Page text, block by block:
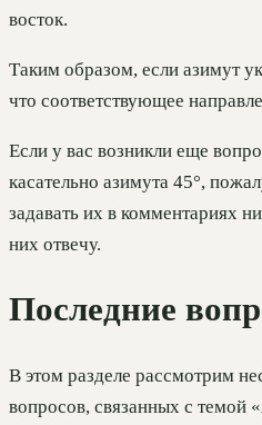
восток.
Таким образом, если азимут
что соответствующее
Если у вас возникли еще
касательно азимута 45°,
задавать их в комментариях
них отвечу.
Последние
В этом разделе рассмотрим
вопросов, связанных с темой